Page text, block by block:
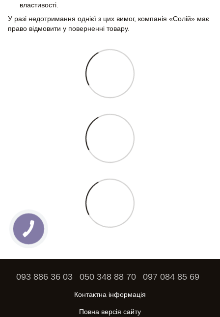
властивості.
У разі недотримання однієї з цих вимог, компанія «Солій» має
право відмовити у поверненні товару.
093 886 36 03 050 348 88 70 097 084 85 69
Контактна інформація
Повна версія сайту